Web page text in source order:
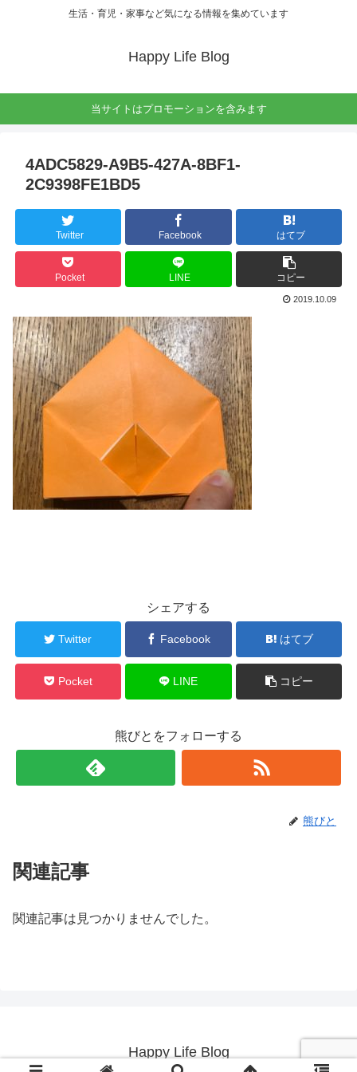
生活・育児・家事など気になる情報を集めています
Happy Life Blog
当サイトはプロモーションを含みます
4ADC5829-A9B5-427A-8BF1-
2C9398FE1BD5
Twitter Facebook はてブ
Pocket LINE コピー
2019.10.09
シェアする
Twitter Facebook はてブ
Pocket LINE コピー
熊びとをフォローする
熊びと
関連記事
関連記事は見つかりませんでした。
Happy Life Blog